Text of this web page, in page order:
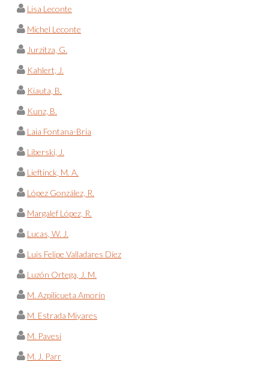
Lisa Leconte
Michel Leconte
Jurzitza, G.
Kahlert, J.
Kiauta, B.
Kunz, B.
Laia Fontana-Bria
Liberski, J.
Lieftinck, M. A.
López González, R.
Margalef López, R.
Lucas, W. J.
Luis Felipe Valladares Díez
Luzón Ortega, J. M.
M. Azpilicueta Amorín
M. Estrada Miyares
M. Pavesi
M. J. Parr